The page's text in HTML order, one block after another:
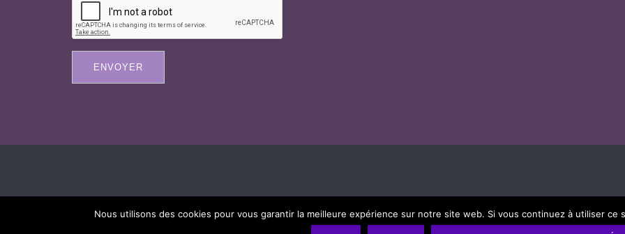
ENVOYER
Nous utilisons des cookies pour vous garantir la meilleure expérience sur notre site web. Si vous continuez à utiliser